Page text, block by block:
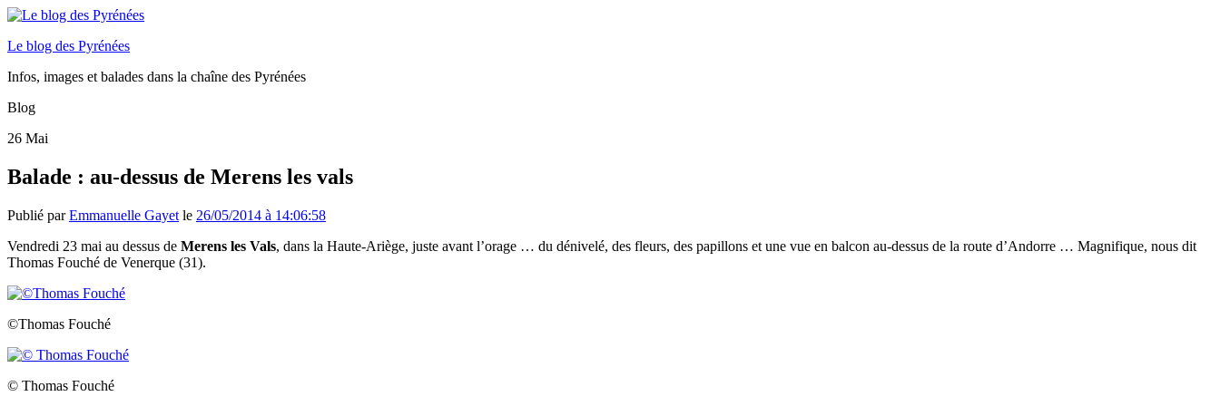
Le blog des Pyrénées
Infos, images et balades dans la chaîne des Pyrénées
Blog
26 Mai
Balade : au-dessus de Merens les vals
Publié parEmmanuelle Gayet le 26/05/2014 à 14:06:58
Vendredi 23 mai au dessus de Merens les Vals, dans la Haute-Ariège, juste avant l’orage … du dénivelé, des fleurs, des papillons et une vue en balcon au-dessus de la route d’Andorre … Magnifique, nous dit
Thomas Fouché de Venerque (31).
©Thomas Fouché
© Thomas Fouché